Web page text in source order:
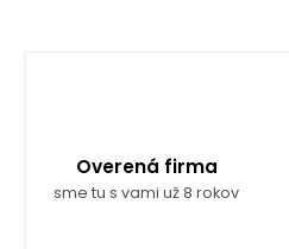
Overená firma
sme tu s vami už 8 rokov